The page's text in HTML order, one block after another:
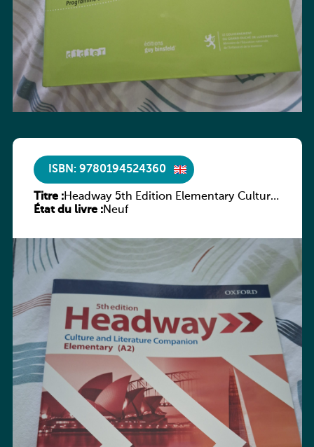
ISBN: 9780194524360
Titre :Headway 5th Edition Elementary Culture
and Literature Companion
État du livre :Neuf